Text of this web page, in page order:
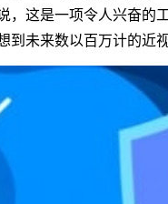
，这是一项令人兴奋的
到未来数以百万计的近